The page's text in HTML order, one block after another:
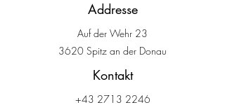
Addresse
Auf der Wehr 23
3620 Spitz an der Donau
Kontakt
+43 2713 2246